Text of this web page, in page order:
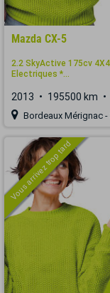
Mazda CX-5
2.2 SkyActive 175cv
Electriques *...
2013 195500 km
Bordeaux Mérignac -
Vous arrivez trop tard